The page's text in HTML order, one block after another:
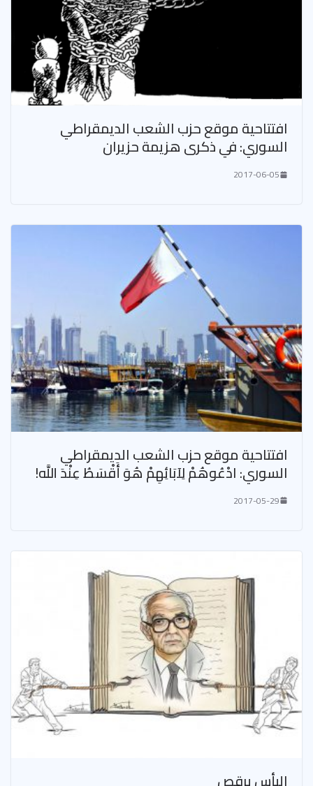
افتتاحية موقع حزب الشعب الديمقراطي
السوري: في ذكرى هزيمة حزيران
2017-06-05
افتتاحية موقع حزب الشعب الديمقراطي
السوري: ادْعُوهُمْ لِآبَائِهِمْ هُوَ أَقْسَطُ عِنْدَ اللَّه!
2017-05-29